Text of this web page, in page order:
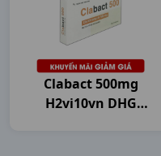
Clabact 500mg
H2vi10vn DHG